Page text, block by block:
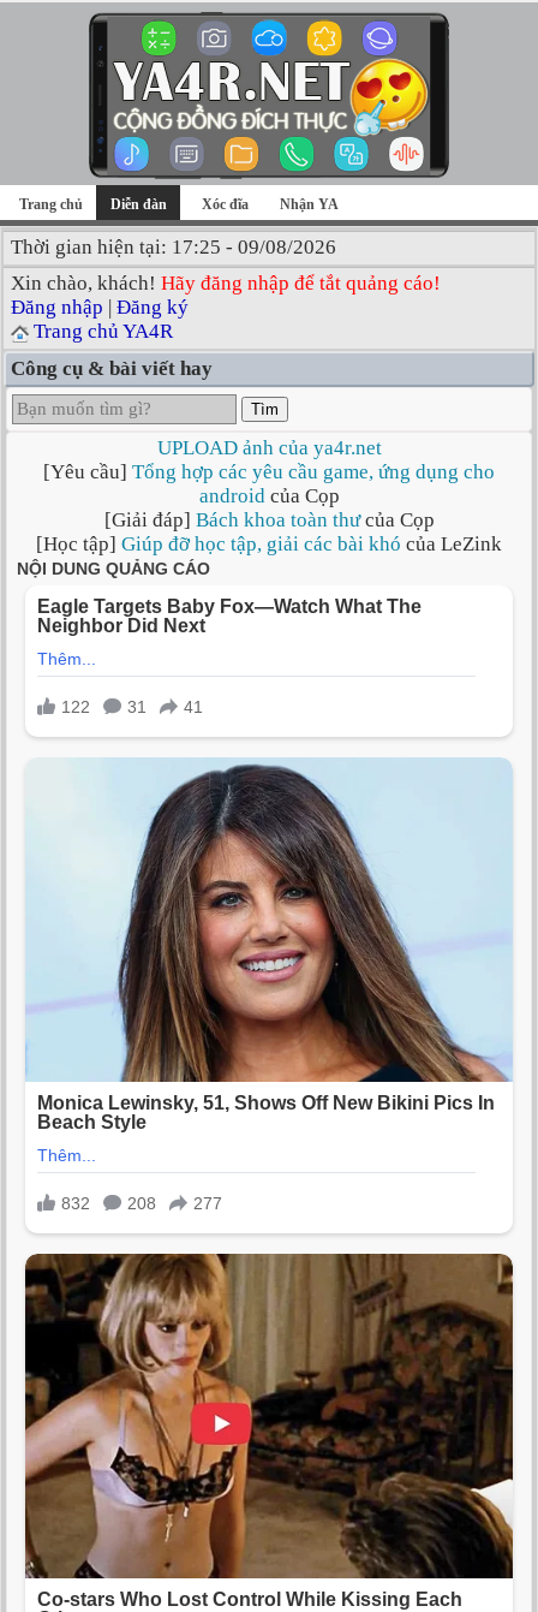
Trang chủ Diễn đàn Xóc đĩa Nhận YA
Thời gian hiện tại: 17:25 - 09/08/2026
Xin chào, khách! Hãy đăng nhập để tắt quảng cáo!
Đăng nhập | Đăng ký
Trang chủ YA4R
Công cụ & bài viết hay
Tìm
UPLOAD ảnh của ya4r.net
[Yêu cầu] Tổng hợp các yêu cầu game, ứng dụng cho
androidcủa Cọp
[Giải đáp] Bách khoa toàn thưcủa Cọp
[Học tập] Giúp đỡ học tập, giải các bài khó của LeZink